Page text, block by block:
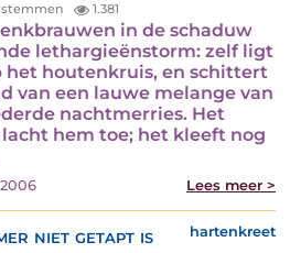
stemmen 1.381
in de schaduw
lethargieënstorm: zelf ligt
het houtenkruis, en schittert
van een lauwe melange van
nachtmerries. Het
hem toe; het kleeft nog
Lees meer >
niet getapt is hartenkreet